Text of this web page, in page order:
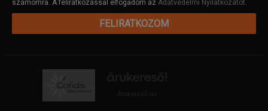
számomra. A feliratkozással elfogadom az Adatvédelmi Nyilatkozatot.
FELIRATKOZOM